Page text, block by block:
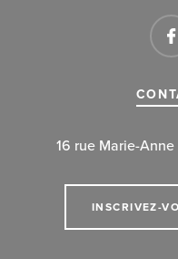
16 rue Marie-
INSCRIVEZ-